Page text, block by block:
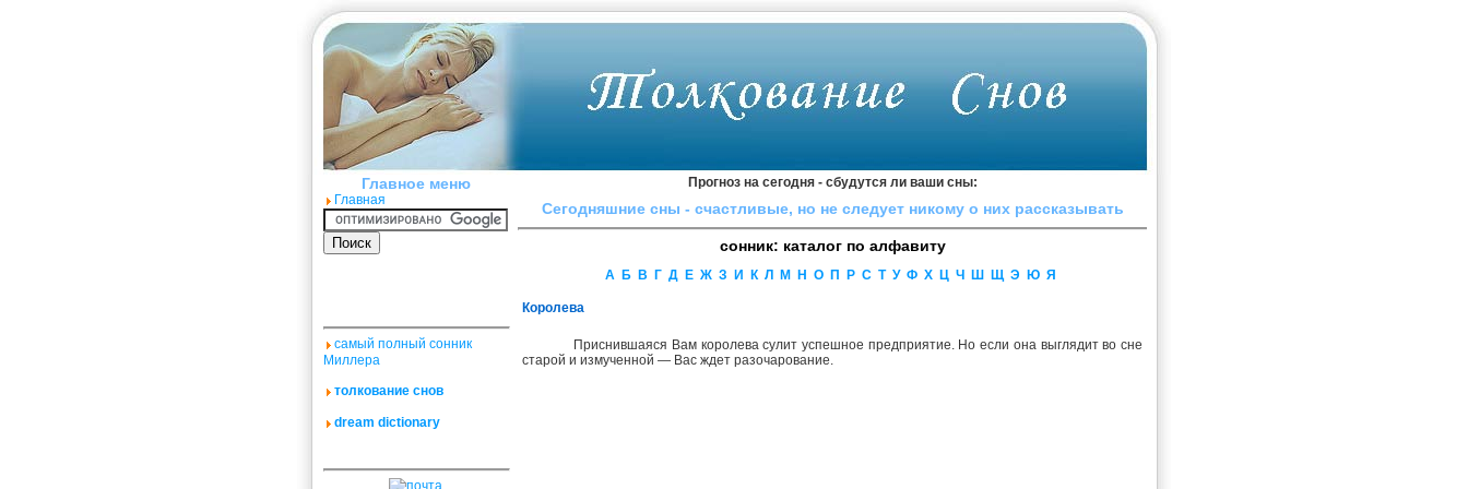
Главное меню
Главная
самый полный сонник
Миллера
толкование снов
dream dictionary
Прогноз на сегодня - сбудутся ли ваши сны:
Сегодняшние сны - cчacтливыe, нo нe cлeдyeт никoмy o ниx paccкaзывaть
сонник: каталог по алфавиту
А Б В Г Д Е Ж З И К Л М Н О П Р С Т У Ф Х Ц Ч Ш Щ Э Ю Я
Королева
Приснившаяся Вам королева сулит успешное предприятие. Но если она выглядит во сне
старой и измученной — Вас ждет разочарование.